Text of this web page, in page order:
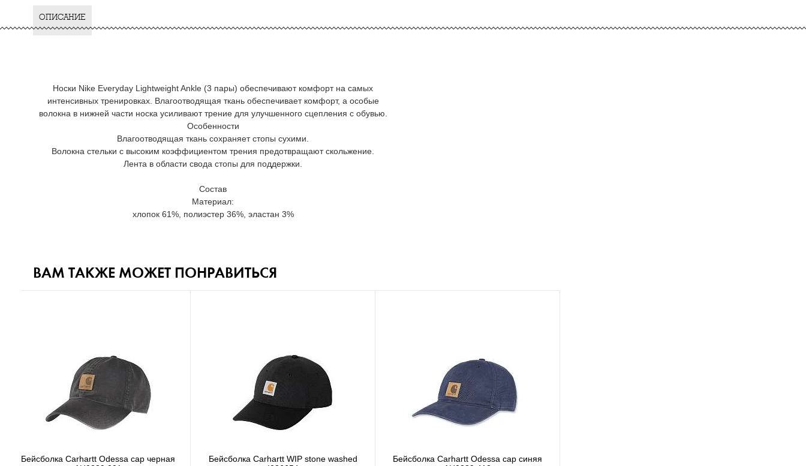
ОПИСАНИЕ
Носки Nike Everyday Lightweight Ankle (3 пары) обеспечивают комфорт на самых
интенсивных тренировках. Влагоотводящая ткань обеспечивает комфорт, а особые
волокна в нижней части носка усиливают трение для улучшенного сцепления с обувью.
Особенности
Влагоотводящая ткань сохраняет стопы сухими.
Волокна стельки с высоким коэффициентом трения предотвращают скольжение.
Лента в области свода стопы для поддержки.
Состав
Материал:
хлопок 61%, полиэстер 36%, эластан 3%
ВАМ ТАКЖЕ МОЖЕТ ПОНРАВИТЬСЯ
Бейсболка Carhartt Odessa cap серая
Бейсболка Carhartt WIP I028876 black
Бейсболка Carhartt DUNMORE BALL с